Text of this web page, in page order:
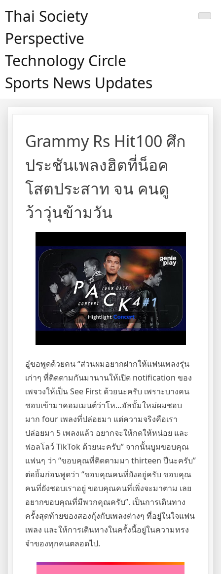
Thai Society
Perspective
Technology Circle
Sports News Updates
Grammy Rs Hit100 ศึก
ประชันเพลงฮิตที่น็อค
โสตประสาท จน คนดู
ว้าวุ่นข้ามวัน
อู๋ขอพูดด้วยคน “ส่วนผมอยากฝากให้แฟนเพลงรุ่น
เก่าๆ ที่ติดตามกันมานานให้เปิด notification ของ
เพจวงให้เป็น See First ด้วยนะครับ เพราะบางคน
ชอบเข้ามาคอมเมนต์ว่าโห…อัลบั้มใหม่ผมชอบ
มาก four เพลงที่ปล่อยมา แต่ความจริงคือเรา
ปล่อยมา 5 เพลงแล้ว อยากจะให้กดให้หน่อย และ
ฟอลโลว์ TikTok ด้วยนะครับ” จากนั้นบูมขอบคุณ
แฟนๆ ว่า “ขอบคุณที่ติดตามมา thirteen ปีนะครับ”
ต่อยิ้มก่อนพูดว่า “ขอบคุณคนที่ยังอยู่ครับ ขอบคุณ
คนที่ยังชอบเราอยู่ ขอบคุณคนที่เพิ่งจะมาตาม เลย
อยากขอบคุณที่มีพวกคุณครับ”. เป็นการเดินทาง
ครั้งสุดท้ายของสองกุ้งกับเพลงต่างๆ ที่อยู่ในใจแฟน
เพลง และให้การเดินทางในครั้งนี้อยู่ในความทรง
จำของทุกคนตลอดไป.